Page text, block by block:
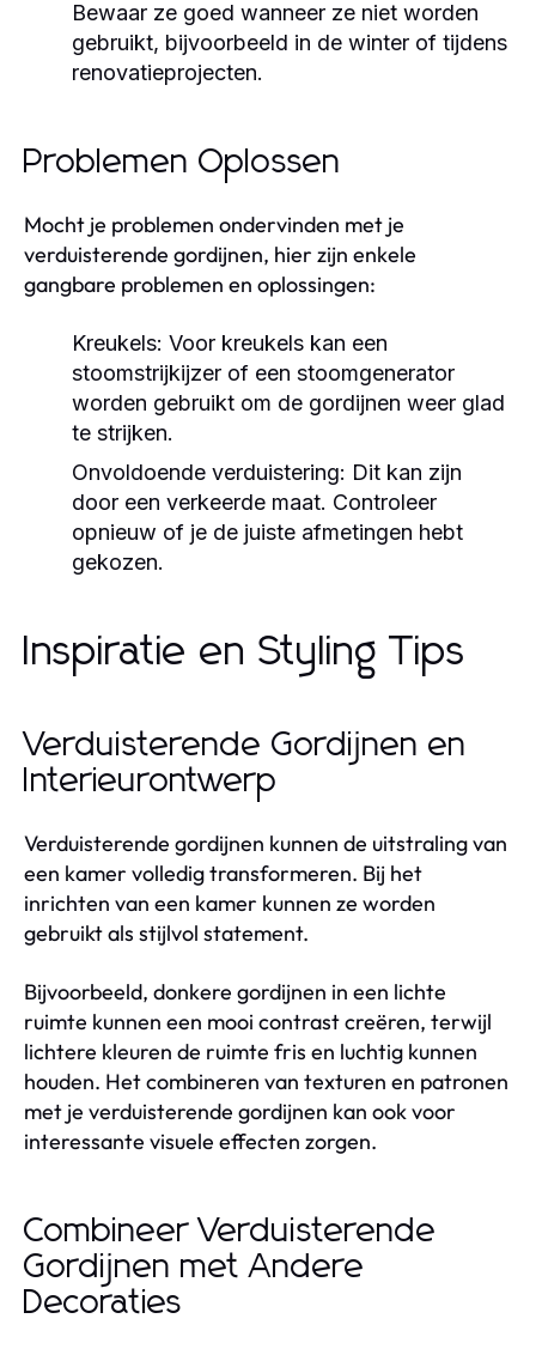
Bewaar ze goed wanneer ze niet worden
gebruikt, bijvoorbeeld in de winter of tijdens
renovatieprojecten.
Problemen Oplossen
Mocht je problemen ondervinden met je
verduisterende gordijnen, hier zijn enkele
gangbare problemen en oplossingen:
Kreukels: Voor kreukels kan een
stoomstrijkijzer of een stoomgenerator
worden gebruikt om de gordijnen weer glad
te strijken.
Onvoldoende verduistering: Dit kan zijn
door een verkeerde maat. Controleer
opnieuw of je de juiste afmetingen hebt
gekozen.
Inspiratie en Styling Tips
Verduisterende Gordijnen en
Interieurontwerp
Verduisterende gordijnen kunnen de uitstraling van
een kamer volledig transformeren. Bij het
inrichten van een kamer kunnen ze worden
gebruikt als stijlvol statement.
Bijvoorbeeld, donkere gordijnen in een lichte
ruimte kunnen een mooi contrast creëren, terwijl
lichtere kleuren de ruimte fris en luchtig kunnen
houden. Het combineren van texturen en patronen
met je verduisterende gordijnen kan ook voor
interessante visuele effecten zorgen.
Combineer Verduisterende
Gordijnen met Andere
Decoraties